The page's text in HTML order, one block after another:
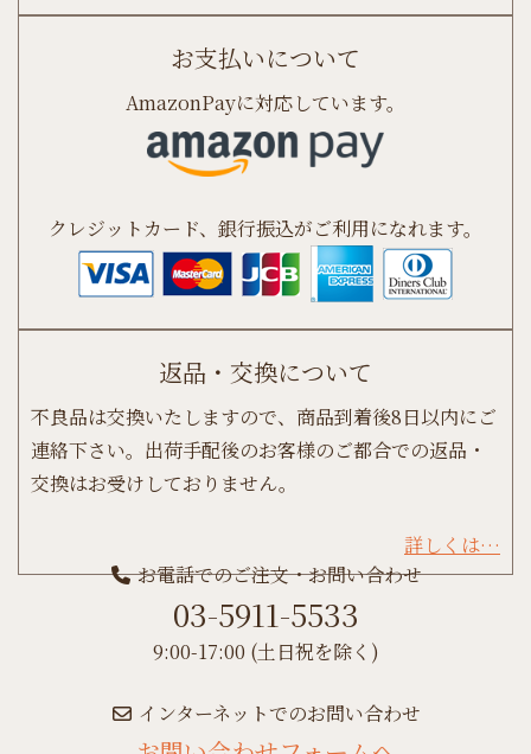
お支払いについて
AmazonPayに対応しています。
クレジットカード、銀行振込がご利用になれます。
返品・交換について
不良品は交換いたしますので、商品到着後8日以内にご
連絡下さい。出荷手配後のお客様のご都合での返品・
交換はお受けしておりません。
詳しくは…
お電話でのご注文・お問い合わせ
03-5911-5533
9:00-17:00 (土日祝を除く)
インターネットでのお問い合わせ